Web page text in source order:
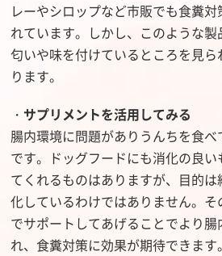
レーやシロップなど市販でも食糞
れています。しかし、このような製
匂いや味を付けているところを見
ります。
・ サプリメントを活用してみる
腸内環境に問題がありうんちを食
です。ドッグフードにも消化の良
てくれるものはありますが、目的
化しているわけではありません。
でサポートしてあげることでより
れ、食糞対策に効果が期待できます。